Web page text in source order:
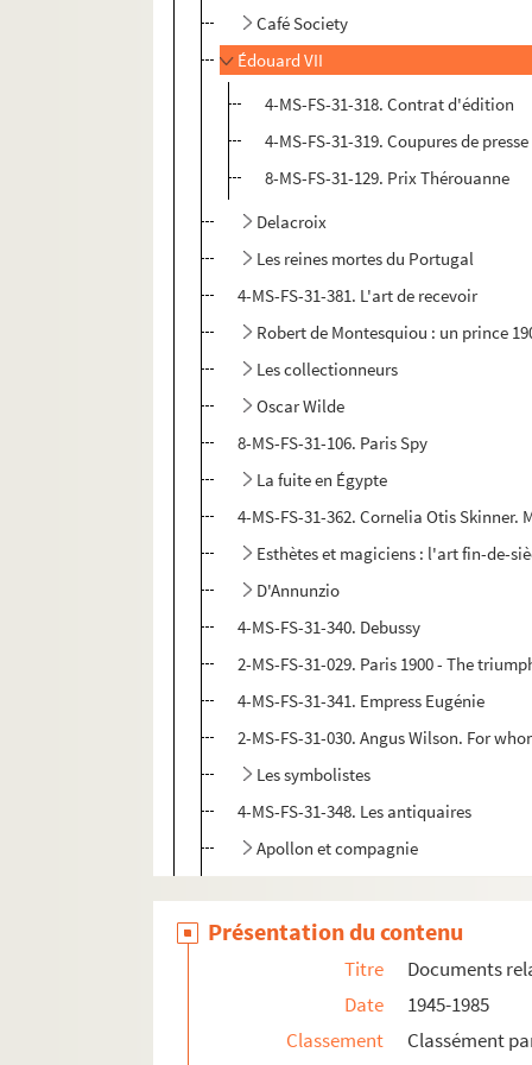
Café Society
Édouard VII
4-MS-FS-31-318. Contrat d'édition
4-MS-FS-31-319. Coupures de presse
8-MS-FS-31-129. Prix Thérouanne
Delacroix
Les reines mortes du Portugal
4-MS-FS-31-381. L'art de recevoir
Robert de Montesquiou : un prince
Les collectionneurs
Oscar Wilde
8-MS-FS-31-106. Paris Spy
La fuite en Égypte
4-MS-FS-31-362. Cornelia Otis Skinner.
Esthètes et magiciens : l'art fin-de-
D'Annunzio
4-MS-FS-31-340. Debussy
2-MS-FS-31-029. Paris 1900 - The
4-MS-FS-31-341. Empress Eugénie
2-MS-FS-31-030. Angus Wilson. For
Les symbolistes
4-MS-FS-31-348. Les antiquaires
Apollon et compagnie
Montmartre
Violet Trefusis
4-MS-FS-31-357. Les Orientalistes
Présentation du contenu
Titre
Documents
Date
1945-1985
Classement
Classément